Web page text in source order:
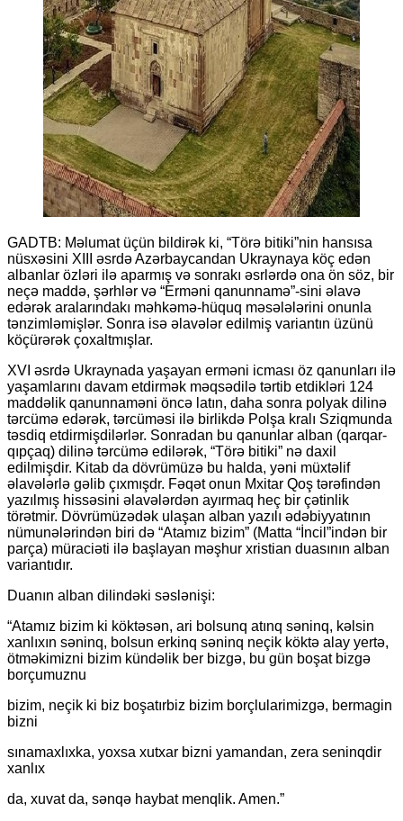
GADTB: Məlumat üçün bildirək ki, “Törə bitiki”nin hansısa
nüsxəsini XIII əsrdə Azərbaycandan Ukraynaya köç edən
albanlar özləri ilə aparmış və sonrakı əsrlərdə ona ön söz, bir
neçə maddə, şərhlər və “Erməni qanunnamə”-sini əlavə
edərək aralarındakı məhkəmə-hüquq məsələlərini onunla
tənzimləmişlər. Sonra isə əlavələr edilmiş variantın üzünü
köçürərək çoxaltmışlar.
XVI əsrdə Ukraynada yaşayan erməni icması öz qanunları ilə
yaşamlarını davam etdirmək məqsədilə tərtib etdikləri 124
maddəlik qanunnaməni öncə latın, daha sonra polyak dilinə
tərcümə edərək, tərcüməsi ilə birlikdə Polşa kralı Sziqmunda
təsdiq etdirmişdilərlər. Sonradan bu qanunlar alban (qarqar-
qıpçaq) dilinə tərcümə edilərək, “Törə bitiki” nə daxil
edilmişdir. Kitab da dövrümüzə bu halda, yəni müxtəlif
əlavələrlə gəlib çıxmışdr. Fəqət onun Mxitar Qoş tərəfindən
yazılmış hissəsini əlavələrdən ayırmaq heç bir çətinlik
törətmir. Dövrümüzədək ulaşan alban yazılı ədəbiyyatının
nümunələrindən biri də “Atamız bizim” (Matta “İncil”indən bir
parça) müraciəti ilə başlayan məşhur xristian duasının alban
variantıdır.
Duanın alban dilindəki səslənişi:
“Atamız bizim ki köktəsən, ari bolsunq atınq səninq, kəlsin
xanlıxın səninq, bolsun erkinq səninq neçik köktə alay yertə,
ötməkimizni bizim kündəlik ber bizgə, bu gün boşat bizgə
borçumuznu
bizim, neçik ki biz boşatırbiz bizim borçlularimizgə, bermagin
bizni
sınamaxlıxka, yoxsa xutxar bizni yamandan, zera seninqdir
xanlıx
da, xuvat da, sənqə haybat menqlik. Amen.”